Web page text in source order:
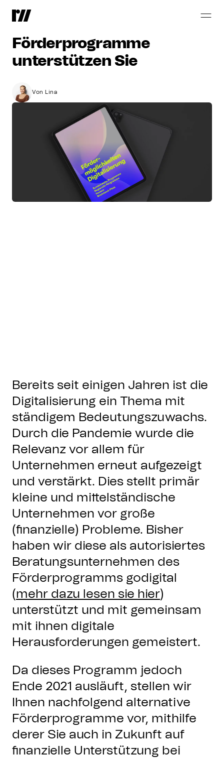
Digitalisierung
vorantreiben
Förderprogramme
unterstützen Sie
Von Lina
Bereits seit einigen Jahren ist die
Digitalisierung ein Thema mit
ständigem Bedeutungszuwachs.
Durch die Pandemie wurde die
Relevanz vor allem für
Unternehmen erneut aufgezeigt
und verstärkt. Dies stellt primär
kleine und mittelständische
Unternehmen vor große
(finanzielle) Probleme. Bisher
haben wir diese als autorisiertes
Beratungsunternehmen des
Förderprogramms godigital
(mehr dazu lesen sie hier)
unterstützt und mit gemeinsam
mit ihnen digitale
Herausforderungen gemeistert.
Da dieses Programm jedoch
Ende 2021 ausläuft, stellen wir
Ihnen nachfolgend alternative
Förderprogramme vor, mithilfe
derer Sie auch in Zukunft auf
finanzielle Unterstützung bei